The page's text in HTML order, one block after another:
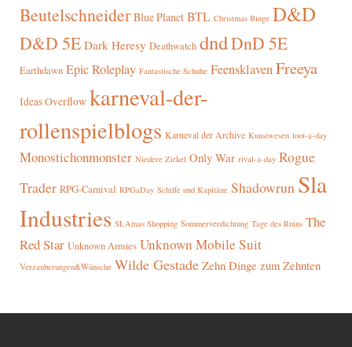
Beutelschneider Blue Planet BTL Christmas Binge D&D
D&D 5E Dark Heresy Deathwatch dndDnD 5E
Earthdawn Epic Roleplay Fantastische Schuhe FeensklavenFreeya
Ideas Overflow karneval-der-
rollenspielblogs Karneval der Archive Kunstwesen loot-a-day
Monostichonmonster Niedere Zirkel Only War rival-a-day Rogue
Trader RPG-Carnival RPGaDay Schiffe und Kapitäne Shadowrun Sla
Industries SLAmas Shopping Sommerverdichtung Tage des Ruins The
Red Star Unknown Armies Unknown Mobile Suit
Verzauberungen&Wünsche Wilde Gestade Zehn Dinge zum Zehnten